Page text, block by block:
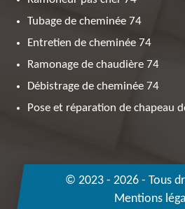
Tubage de cheminée 74
Entretien de cheminée 74
Ramonage de chaudière 74
Débistrage de cheminée 74
Pose et réparation de chapeau
© 2023 - 2026 - Tous
Mentions